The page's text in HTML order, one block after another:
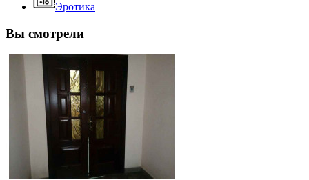
Эротика
Вы смотрели